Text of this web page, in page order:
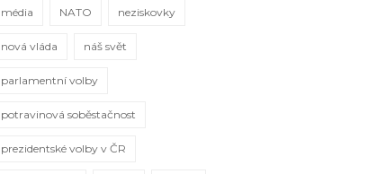
média NATO neziskovky
nová vláda náš svět
parlamentní volby
potravinová soběstačnost
prezidentské volby v ČR